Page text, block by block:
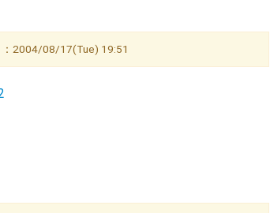
2004/08/17(Tue) 19:51